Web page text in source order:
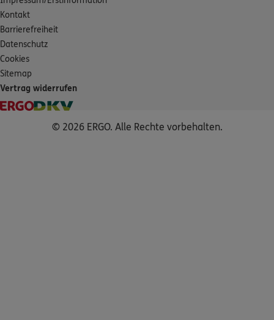
Kontakt
Barrierefreiheit
Datenschutz
Cookies
Sitemap
Vertrag widerrufen
© 2026 ERGO. Alle Rechte vorbehalten.